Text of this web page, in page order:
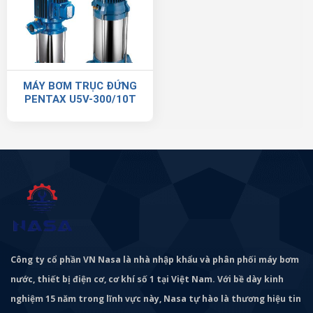
MÁY BƠM TRỤC ĐỨNG
PENTAX U5V-300/10T
Công ty cổ phần VN Nasa là nhà nhập khẩu và phân phối máy bơm
nước, thiết bị điện cơ, cơ khí số 1 tại Việt Nam. Với bề dày kinh
nghiệm 15 năm trong lĩnh vực này, Nasa tự hào là thương hiệu tin